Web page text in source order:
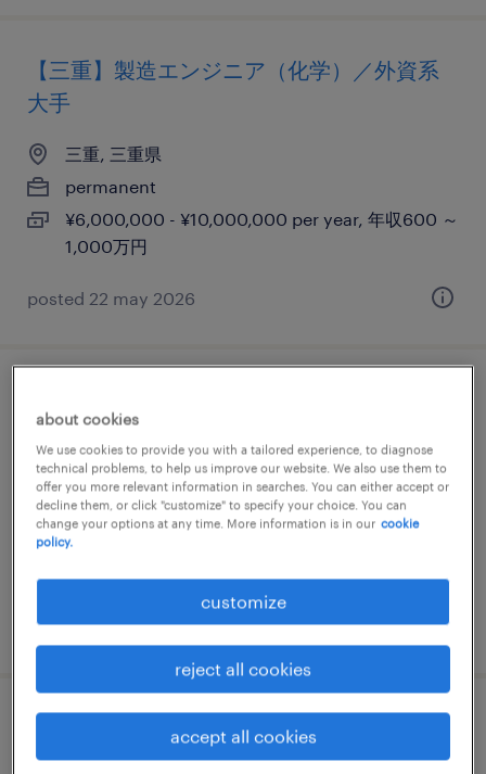
【三重】製造エンジニア（化学）／外資系
大手
三重, 三重県
permanent
¥6,000,000 - ¥10,000,000 per year, 年収600 ～
1,000万円
posted 22 may 2026
ョン）
三重, 三重県
permanent
¥6,100,000 - ¥11,200,000 per year, 年収610 ～
1,120万円
posted 15 may 2026
《三重県四日市》次世代デバイス向け樹脂
材料の開発・設計
about cookies
We use cookies to provide you with a tailored experience, to diagnose
technical problems, to help us improve our website. We also use them to
offer you more relevant information in searches. You can either accept or
decline them, or click "customize" to specify your choice. You can
change your options at any time. More information is in our cookie
policy.
customize
reject all cookies
accept all cookies